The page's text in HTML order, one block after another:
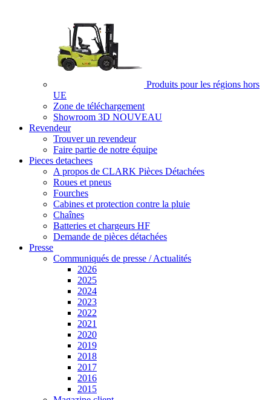
Produits pour les régions hors
UE
Zone de téléchargement
Showroom 3D NOUVEAU
Revendeur
Trouver un revendeur
Faire partie de notre équipe
Pieces detachees
A propos de CLARK Pièces Détachées
Roues et pneus
Fourches
Cabines et protection contre la pluie
Chaînes
Batteries et chargeurs HF
Demande de pièces détachées
Presse
Communiqués de presse / Actualités
2026
2025
2024
2023
2022
2021
2020
2019
2018
2017
2016
2015